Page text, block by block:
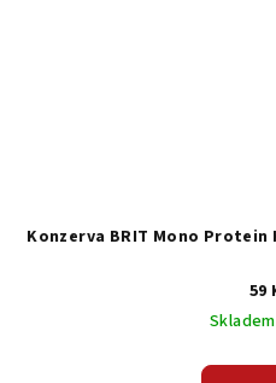
Konzerva BRIT Mono
59